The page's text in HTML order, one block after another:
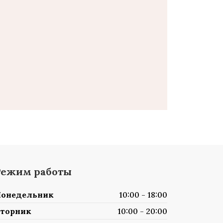
работы
10:00 - 18:00
10:00 - 20:00